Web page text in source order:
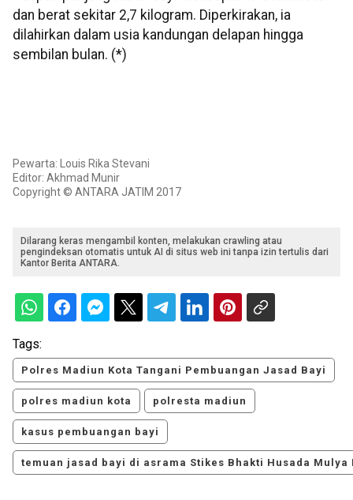
dan berat sekitar 2,7 kilogram. Diperkirakan, ia
dilahirkan dalam usia kandungan delapan hingga
sembilan bulan. (*)
Pewarta: Louis Rika Stevani
Editor: Akhmad Munir
Copyright © ANTARA JATIM 2017
Dilarang keras mengambil konten, melakukan crawling atau
pengindeksan otomatis untuk AI di situs web ini tanpa izin tertulis dari
Kantor Berita ANTARA.
Tags:
Polres Madiun Kota Tangani Pembuangan Jasad Bayi
polres madiun kota polresta madiun
kasus pembuangan bayi
temuan jasad bayi di asrama Stikes Bhakti Husada Mulya